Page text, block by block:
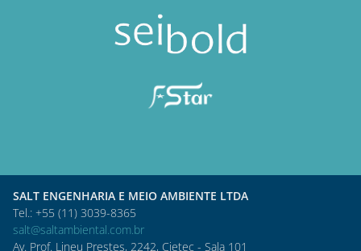
SALT ENGENHARIA E MEIO AMBIENTE LTDA
Tel.: +55 (11) 3039-8365
salt@saltambiental.com.br
Av. Prof. Lineu Prestes, 2242, Cietec - Sala 101